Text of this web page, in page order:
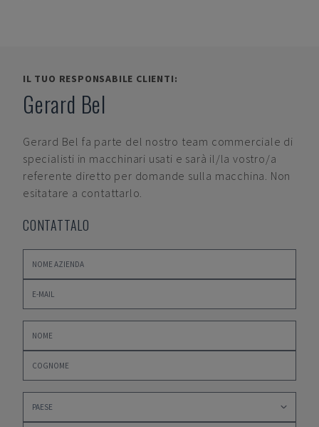
IL TUO RESPONSABILE CLIENTI:
Gerard Bel
Gerard Bel fa parte del nostro team commerciale di
specialisti in macchinari usati e sarà il/la vostro/a
referente diretto per domande sulla macchina. Non
esitatare a contattarlo.
CONTATTALO